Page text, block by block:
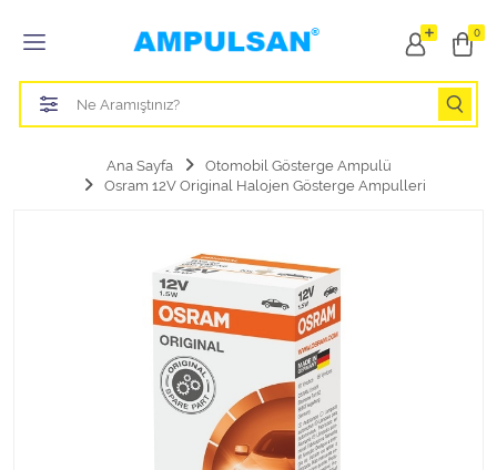
0
Tüm Kategoriler
Led Aydınlatma Ampulü
Otomobil Halojen Far Ampulü
Otomobil Led Far Ampulü
Otomobil Halojen Park Ampulü
Otomobil Led Park Ampulü
Otomobil Gösterge Ampulü
Ana Sayfa
Otomobil Gösterge Ampulü
Osram 12V Original Halojen Gösterge Ampulleri